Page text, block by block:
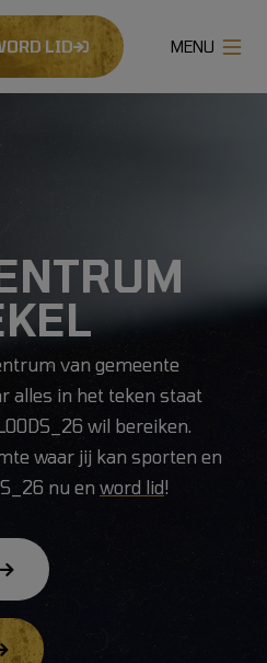
LID
van gemeente
alles in het teken staat
wil bereiken.
waar jij kan sporten en
nu en word lid!